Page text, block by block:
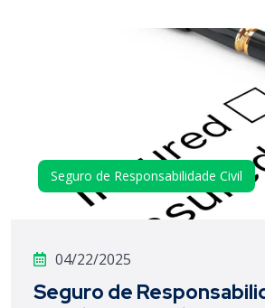
Seguro de Responsabilidade Civil
04/22/2025
Seguro de